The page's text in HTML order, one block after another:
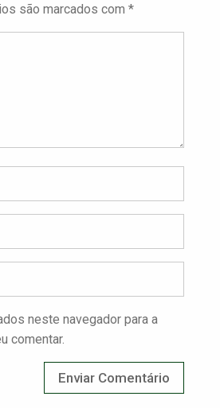
são marcados com *
neste navegador para a
comentar.